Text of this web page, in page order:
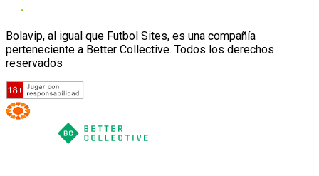
Bolavip, al igual que Futbol Sites, es una compañía
perteneciente a Better Collective. Todos los derechos
reservados